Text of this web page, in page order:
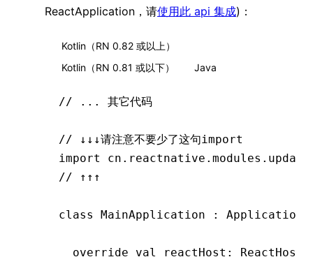
ReactApplication，请使用此 api 集成)：
Kotlin（RN 0.82 或以上）
Kotlin（RN 0.81 或以下）
Java
// ... 其它代码
// ↓↓↓请注意不要少了这句import
import
// ↑↑↑
class MainApplication : Application
  override
val reactHost: ReactHost